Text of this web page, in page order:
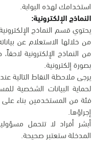
استخدامك لهذه البوابة.
النماذج الإلكترونية:
يحتوي قسم النماذج
من خلالها الاستعلام عن
من النماذج الإلكترونية
بصورة إلكترونية.
يرجى ملاحظة النقاط التالية
لحماية البيانات الشخصية
فئة من المستخدمين بناء على
إجراؤها.
أبشر أفراد لا تتحمل
المدخلة ستعتبر صحيحة.